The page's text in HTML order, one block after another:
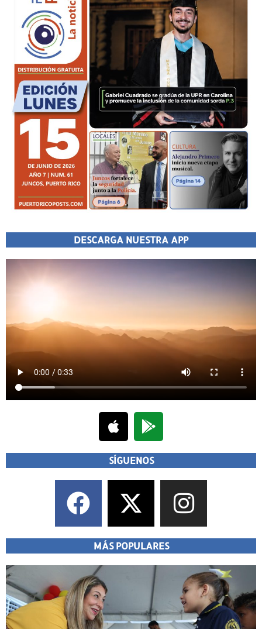
DESCARGA NUESTRA APP
SÍGUENOS
MÁS POPULARES